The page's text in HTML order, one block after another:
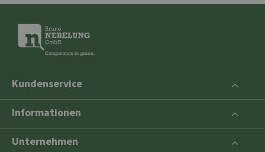
Kundenservice
Informationen
Unternehmen